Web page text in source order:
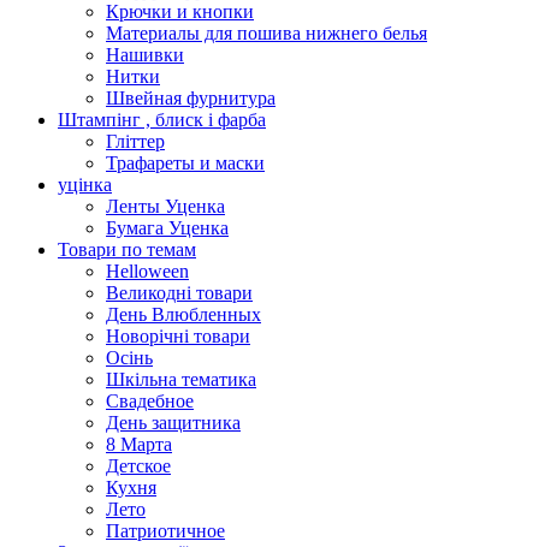
Крючки и кнопки
Материалы для пошива нижнего белья
Нашивки
Нитки
Швейная фурнитура
Штампінг , блиск і фарба
Гліттер
Трафареты и маски
уцінка
Ленты Уценка
Бумага Уценка
Товари по темам
Helloween
Великодні товари
День Влюбленных
Новорічні товари
Осінь
Шкільна тематика
Свадебное
День защитника
8 Марта
Детское
Кухня
Лето
Патриотичное